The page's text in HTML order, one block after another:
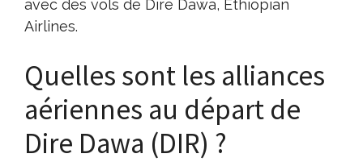
avec des vols de Dire Dawa, Ethiopian
Airlines.
Quelles sont les alliances
aériennes au départ de
Dire Dawa (DIR) ?